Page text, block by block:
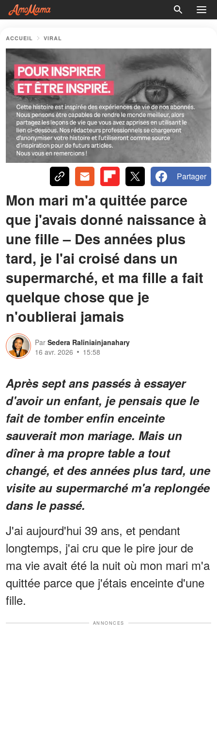
ACCUEIL VIRAL
Partager
Mon mari m'a quittée parce
que j'avais donné naissance à
une fille – Des années plus
tard, je l'ai croisé dans un
supermarché, et ma fille a fait
quelque chose que je
n'oublierai jamais
Par Sedera Raliniainjanahary
16 avr. 2026
15:58
Après sept ans passés à essayer
d'avoir un enfant, je pensais que le
fait de tomber enfin enceinte
sauverait mon mariage. Mais un
dîner à ma propre table a tout
changé, et des années plus tard, une
visite au supermarché m'a replongée
dans le passé.
J'ai aujourd'hui 39 ans, et pendant
longtemps, j'ai cru que le pire jour de
ma vie avait été la nuit où mon mari m'a
quittée parce que j'étais enceinte d'une
fille.
ANNONCES